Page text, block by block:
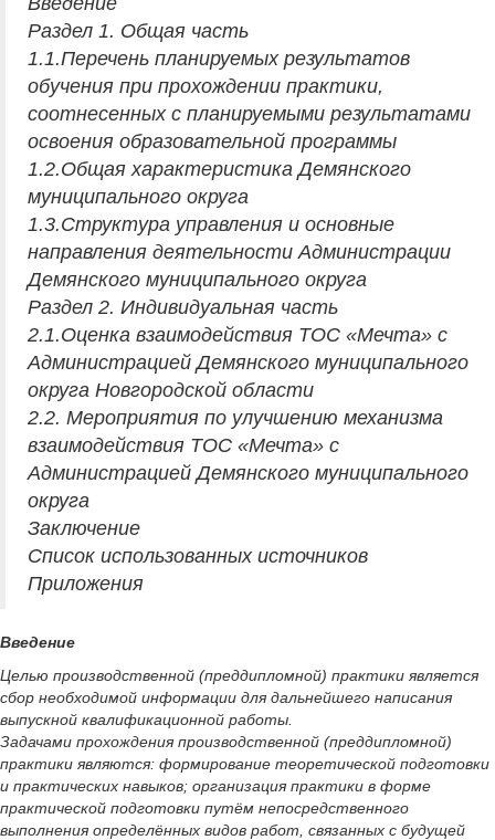
Раздел 1. Общая часть
1.1.Перечень планируемых результатов
обучения при прохождении практики,
соотнесенных с планируемыми результатами
освоения образовательной программы
1.2.Общая характеристика Демянского
муниципального округа
1.3.Структура управления и основные
направления деятельности Администрации
Демянского муниципального округа
Раздел 2. Индивидуальная часть
2.1.Оценка взаимодействия ТОС «Мечта» с
Администрацией Демянского муниципального
округа Новгородской области
2.2. Мероприятия по улучшению механизма
взаимодействия ТОС «Мечта» с
Администрацией Демянского муниципального
округа
Заключение
Список использованных источников
Приложения
Введение
Целью производственной (преддипломной) практики является
сбор необходимой информации для дальнейшего написания
выпускной квалификационной работы.
Задачами прохождения производственной (преддипломной)
практики являются: формирование теоретической подготовки
и практических навыков; организация практики в форме
практической подготовки путём непосредственного
выполнения определённых видов работ, связанных с будущей